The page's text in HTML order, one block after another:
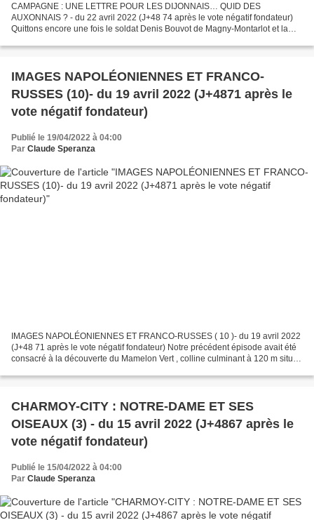
CAMPAGNE : UNE LETTRE POUR LES DIJONNAIS… QUID DES
AUXONNAIS ? - du 22 avril 2022 (J+48 74 après le vote négatif fondateur)
Quittons encore une fois le soldat Denis Bouvot de Magny-Montarlot et la
IMAGES NAPOLÉONIENNES ET FRANCO-
RUSSES (10)- du 19 avril 2022 (J+4871 après le
vote négatif fondateur)
Publié le 19/04/2022 à 04:00
Par Claude Speranza
IMAGES NAPOLÉONIENNES ET FRANCO-RUSSES ( 10 )- du 19 avril 2022
(J+48 71 après le vote négatif fondateur) Notre précédent épisode avait été
consacré à la découverte du Mamelon Vert , colline culminant à 120 m située
CHARMOY-CITY : NOTRE-DAME ET SES
OISEAUX (3) - du 15 avril 2022 (J+4867 après le
vote négatif fondateur)
Publié le 15/04/2022 à 04:00
Par Claude Speranza